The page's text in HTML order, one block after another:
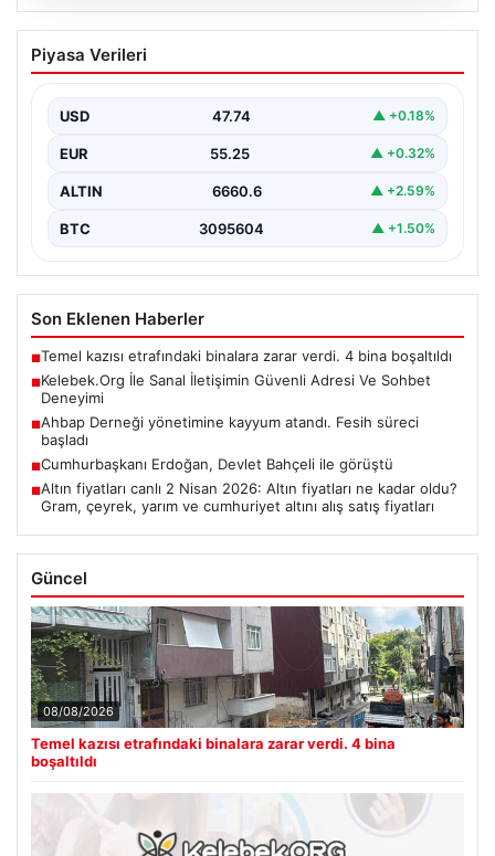
Kelebek.Org İle Sanal İletişimin Güvenli
Adresi Ve Sohbet Deneyimi
sağlaması kritik bir önem taşımaktadır. Güncel olarak…
Piyasa Verileri
USD 47.74 ▲ +0.18%
EUR 55.25 ▲ +0.32%
ALTIN 6660.6 ▲ +2.59%
BTC 3095604 ▲ +1.50%
Son Eklenen Haberler
■Temel kazısı etrafındaki binalara zarar verdi. 4 bina boşaltıldı
■Kelebek.Org İle Sanal İletişimin Güvenli Adresi Ve Sohbet
Deneyimi
■Ahbap Derneği yönetimine kayyum atandı. Fesih süreci
başladı
■Cumhurbaşkanı Erdoğan, Devlet Bahçeli ile görüştü
■Altın fiyatları canlı 2 Nisan 2026: Altın fiyatları ne kadar oldu?
Gram, çeyrek, yarım ve cumhuriyet altını alış satış fiyatları
Güncel
08/08/2026
Temel kazısı etrafındaki binalara zarar verdi. 4 bina
boşaltıldı